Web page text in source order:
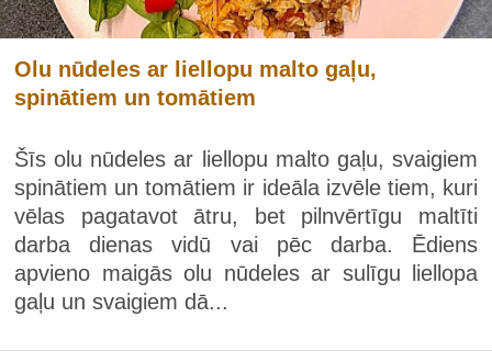
Olu nūdeles ar liellopu malto gaļu,
spinātiem un tomātiem
Šīs olu nūdeles ar liellopu malto gaļu, svaigiem
spinātiem un tomātiem ir ideāla izvēle tiem, kuri
vēlas pagatavot ātru, bet pilnvērtīgu maltīti
darba dienas vidū vai pēc darba. Ēdiens
apvieno maigās olu nūdeles ar sulīgu liellopa
gaļu un svaigiem dā...